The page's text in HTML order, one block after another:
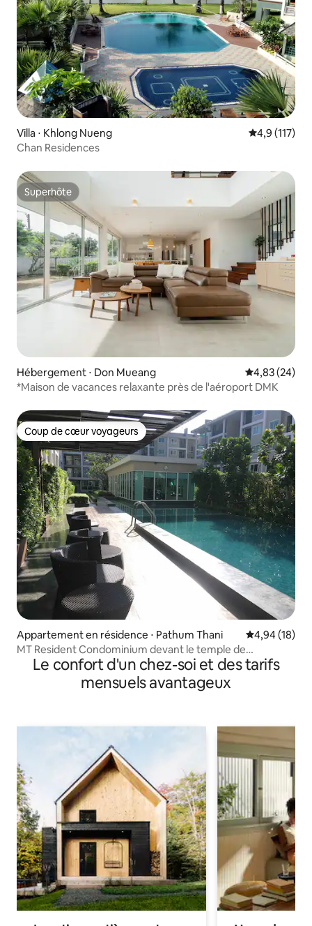
Villa ⋅ Khlong Nueng Évaluation
4,9 (117)
Chan Residences
Superhôte
Superhôte
Hébergement ⋅ Don Mueang Évaluation
4,83 (24)
*Maison de vacances relaxante près de l'aéroport DMK
Coup de cœur voyageurs
Coup de cœur voyageurs
Appartement en résidence ⋅ Pathum Thani Évaluation
4,94 (18)
MT Resident Condominium devant le temple de
Dhammakai dans la rue
Le confort d'un chez-soi et des tarifs
mensuels avantageux